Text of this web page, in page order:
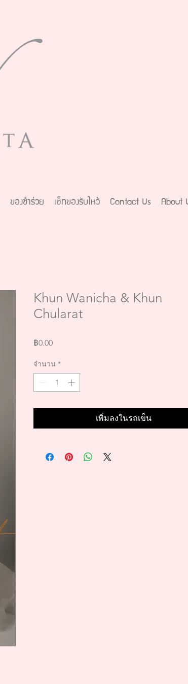
ของชำร่วย เซ็ทของรับไหว้ Contact Us About
Khun Wanicha & Khun
Chularat
฿0.00ราคา
จำนวน *
เพิ่มลงในรถเข็น